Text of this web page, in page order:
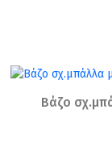
Βάζο